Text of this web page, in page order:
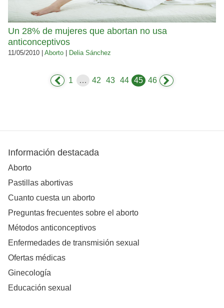
Un 28% de mujeres que abortan no usa
anticonceptivos
11/05/2010 | Aborto Delia Sánchez
1 … 42 43 44 45 46
Información destacada
Aborto
Pastillas abortivas
Cuanto cuesta un aborto
Preguntas frecuentes sobre el aborto
Métodos anticonceptivos
Enfermedades de transmisión sexual
Ofertas médicas
Ginecología
Educación sexual